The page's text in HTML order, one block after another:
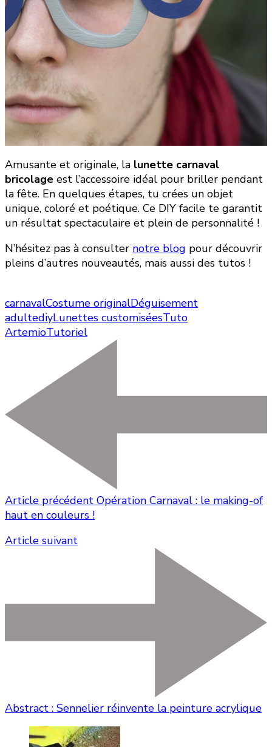
Amusante et originale, la lunette carnaval
bricolage est l’accessoire idéal pour briller pendant
la fête. En quelques étapes, tu crées un objet
unique, coloré et poétique. Ce DIY facile te garantit
un résultat spectaculaire et plein de personnalité !
N’hésitez pas à consulter notre blog pour découvrir
pleins d’autres nouveautés, mais aussi des tutos !
carnavalCostume originalDéguisement
adultediyLunettes customiséesTuto
ArtemioTutoriel
Article précédent Opération Carnaval : le making-of
haut en couleurs !
Article suivant
Abstract : Sennelier réinvente la peinture acrylique